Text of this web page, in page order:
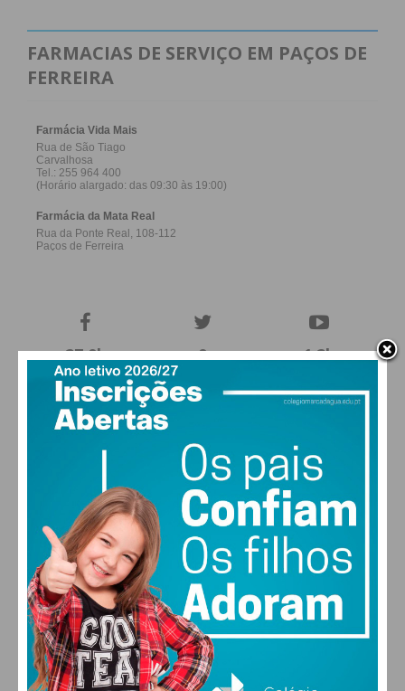
FARMACIAS DE SERVIÇO EM PAÇOS DE
FERREIRA
27,0k
Fans
0 1,2k
577
Readers
MAIS POPULARES